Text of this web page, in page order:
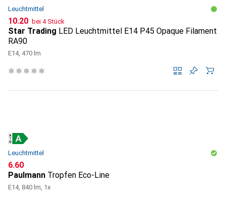
Leuchtmittel
CHF
10.20 bei 4 Stück
Star Trading LED Leuchtmittel E14 P45 Opaque Filament
RA90
E14, 470 lm
Leuchtmittel
CHF
6.60
Paulmann Tropfen Eco-Line
E14, 840 lm, 1x